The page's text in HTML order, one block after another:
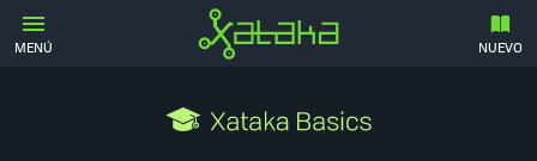
MENÚ NUEVO